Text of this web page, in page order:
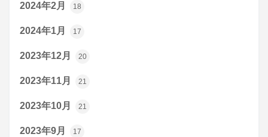
2024年2月 18
2024年1月 17
2023年12月 20
2023年11月 21
2023年10月 21
2023年9月 17